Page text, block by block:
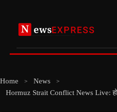
content
Home
News